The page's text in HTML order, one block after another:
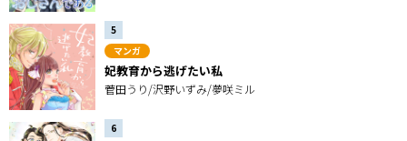
マンガ
妃教育から逃げたい私
菅田うり/沢野いずみ/夢咲ミル